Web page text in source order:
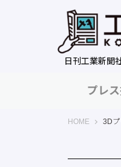
日刊工業新聞
プレ
HOME 工場マ
3Dプ